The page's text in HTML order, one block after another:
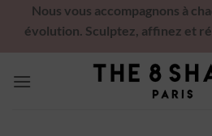
Nous vous accompagnons à
évolution. Sculptez, affinez et